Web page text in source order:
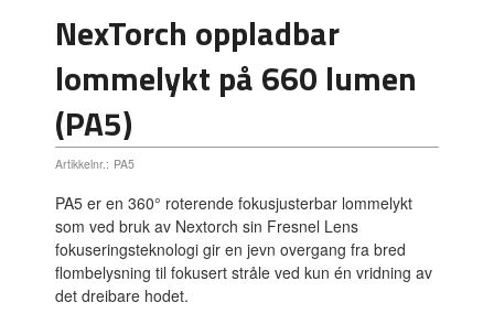
NexTorch oppladbar
lommelykt på 660 lumen
(PA5)
Artikkelnr.: PA5
PA5 er en 360° roterende fokusjusterbar lommelykt
som ved bruk av Nextorch sin Fresnel Lens
fokuseringsteknologi gir en jevn overgang fra bred
flombelysning til fokusert stråle ved kun én vridning av
det dreibare hodet.